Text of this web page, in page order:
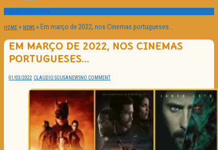
Passatempos
HOME » NEWS »Em março de 2022, nos Cinemas portugueses…
EM MARÇO DE 2022, NOS CINEMAS
PORTUGUESES…
01/03/2022 CLAUDIO SOUSA NEWSNO COMMENT